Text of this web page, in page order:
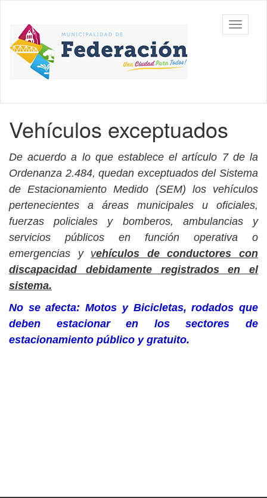
contenido
principal
Municipalidad
de
Federación,
Entre Ríos
barra
Contenido
principal
Vehículos exceptuados
De acuerdo a lo que establece el artículo 7 de la
Ordenanza 2.484, quedan exceptuados del Sistema
de Estacionamiento Medido (SEM) los vehículos
pertenecientes a áreas municipales u oficiales,
fuerzas policiales y bomberos, ambulancias y
servicios públicos en función operativa o
emergencias y vehículos de conductores con
discapacidad debidamente registrados en el
sistema.
No se afecta: Motos y Bicicletas, rodados que
deben estacionar en los sectores de
estacionamiento público y gratuito.